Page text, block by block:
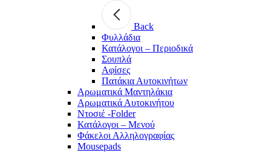
Back
Φυλλάδια
Κατάλογοι – Περιοδικά
Σουπλά
Αφίσες
Πατάκια Αυτοκινήτων
Αρωματικά Μαντηλάκια
Αρωματικά Αυτοκινήτου
Ντοσιέ -Folder
Κατάλογοι – Μενού
Φάκελοι Αλληλογραφίας
Mousepads